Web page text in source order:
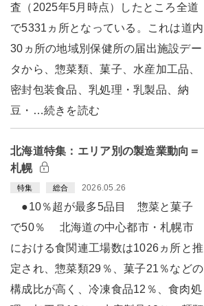
査（2025年5月時点）したところ全道
で5331ヵ所となっている。これは道内
30ヵ所の地域別保健所の届出施設デー
タから、惣菜類、菓子、水産加工品、
密封包装食品、乳処理・乳製品、納
豆・…続きを読む
北海道特集：エリア別の製造業動向＝
札幌
特集 総合 2026.05.26
●10％超が最多5品目 惣菜と菓子
で50％ 北海道の中心都市・札幌市
における食関連工場数は1026ヵ所と推
定され、惣菜類29％、菓子21％などの
構成比が高く、冷凍食品12％、食肉処